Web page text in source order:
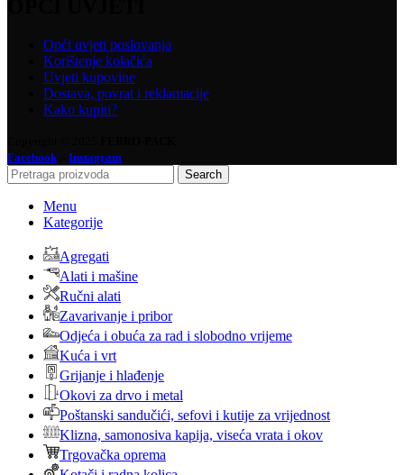
Opći uvjeti poslovanja
Korištenje kolačića
Uvjeti kupovine
Dostava, povrat i reklamacije
Kako kupiti?
Facebook
Instagram
Search
Menu
Kategorije
Agregati
Alati i mašine
Ručni alati
Zavarivanje i pribor
Odjeća i obuća za rad i slobodno vrijeme
Kuća i vrt
Grijanje i hlađenje
Okovi za drvo i metal
Poštanski sandučići, sefovi i kutije za vrijednost
Klizna, samonosiva kapija, viseća vrata i okov
Trgovačka oprema